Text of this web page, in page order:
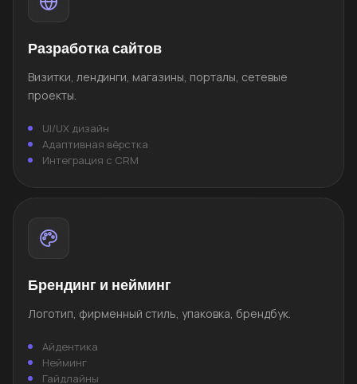
Разработка сайтов
Визитки, лендинги, магазины, порталы, сетевые
проекты.
UI/UX дизайн
Адаптивная вёрстка
Интеграция с CRM
Брендинг и нейминг
Логотип, фирменный стиль, упаковка, брендбук.
Айдентика
Нейминг
Гайдлайны